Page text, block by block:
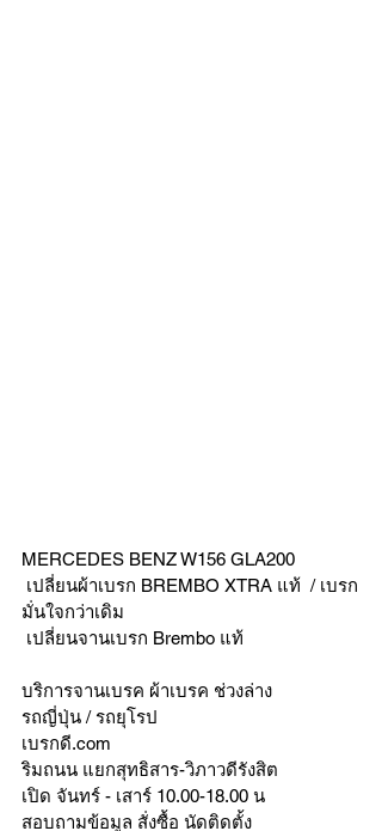
MERCEDES BENZ W156 GLA200
มั่นใจกว่าเดิม
เปลี่ยนจานเบรก Brembo แท้
บริการจานเบรค ผ้าเบรค ช่วงล่าง
รถญี่ปุ่น / รถยุโรป
เบรกดี.com
ริมถนน แยกสุทธิสาร-วิภาวดีรังสิต
เปิด จันทร์ - เสาร์ 10.00-18.00 น
สอบถามข้อมูล สั่งซื้อ นัดติดตั้ง